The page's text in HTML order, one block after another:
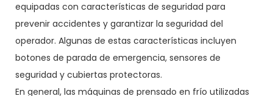
equipadas con características de seguridad para
prevenir accidentes y garantizar la seguridad del
operador. Algunas de estas características incluyen
botones de parada de emergencia, sensores de
seguridad y cubiertas protectoras.
En general, las máquinas de prensado en frío utilizadas